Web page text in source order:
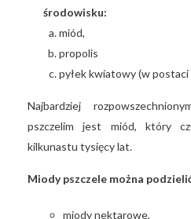
środowisku:
miód,
propolis
pyłek kwiatowy (w postaci
Najbardziej
pszczelim jest miód, który
kilkunastu tysięcy lat.
Miody pszczele można
miody nektarowe,